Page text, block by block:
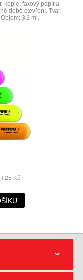
kopie, faxový papír a
době otevření. Tvar
3,2 ml.
25 Kč